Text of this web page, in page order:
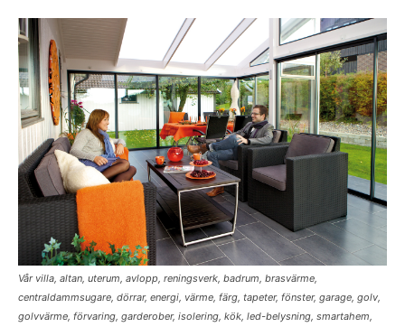
Vår villa, altan, uterum, avlopp, reningsverk, badrum, brasvärme,
centraldammsugare, dörrar, energi, värme, färg, tapeter, fönster, garage, golv,
golvvärme, förvaring, garderober, isolering, kök, led-belysning, smartahem,